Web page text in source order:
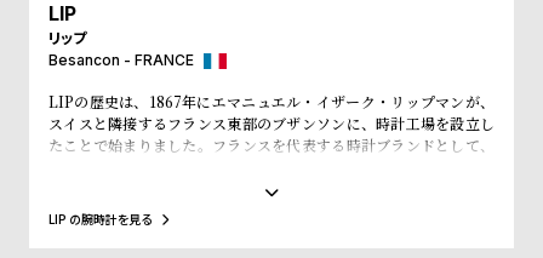
時
刻
LIP
リップ
Besancon - FRANCE
LIPの歴史は、1867年にエマニュエル・イザーク・リップマンが、
スイスと隣接するフランス東部のブザンソンに、時計工場を設立し
たことで始まりました。フランスを代表する時計ブランドとして、
領、マクロン大統領に愛用され、英国のチャーチル元首相、米国の
アイゼンハウワー元大統領、クリントン元大統領にも贈呈されるな
ど、現在に至るまで多くの著名人にも愛されています。
LIP の腕時計を見る